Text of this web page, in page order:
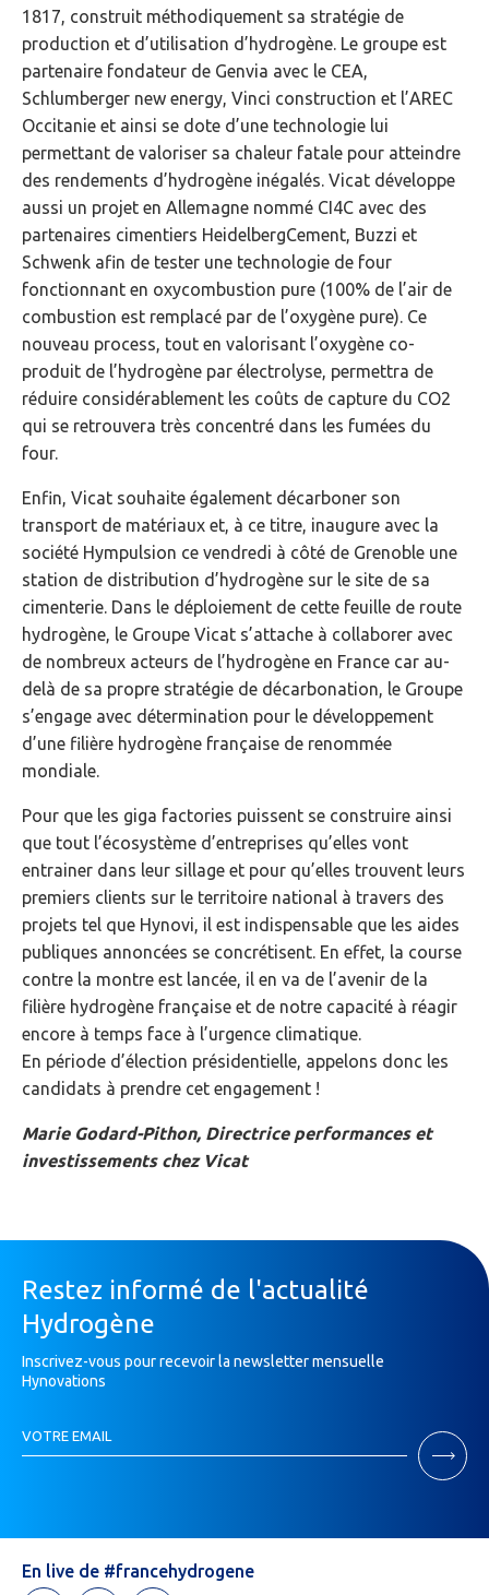
1817, construit méthodiquement sa stratégie de
production et d’utilisation d’hydrogène. Le groupe est
partenaire fondateur de Genvia avec le CEA,
Schlumberger new energy, Vinci construction et l’AREC
Occitanie et ainsi se dote d’une technologie lui
permettant de valoriser sa chaleur fatale pour atteindre
des rendements d’hydrogène inégalés. Vicat développe
aussi un projet en Allemagne nommé CI4C avec des
partenaires cimentiers HeidelbergCement, Buzzi et
Schwenk afin de tester une technologie de four
fonctionnant en oxycombustion pure (100% de l’air de
combustion est remplacé par de l’oxygène pure). Ce
nouveau process, tout en valorisant l’oxygène co-
produit de l’hydrogène par électrolyse, permettra de
réduire considérablement les coûts de capture du CO2
qui se retrouvera très concentré dans les fumées du
four.
Enfin, Vicat souhaite également décarboner son
transport de matériaux et, à ce titre, inaugure avec la
société Hympulsion ce vendredi à côté de Grenoble une
station de distribution d’hydrogène sur le site de sa
cimenterie. Dans le déploiement de cette feuille de route
hydrogène, le Groupe Vicat s’attache à collaborer avec
de nombreux acteurs de l’hydrogène en France car au-
delà de sa propre stratégie de décarbonation, le Groupe
s’engage avec détermination pour le développement
d’une filière hydrogène française de renommée
mondiale.
Pour que les giga factories puissent se construire ainsi
que tout l’écosystème d’entreprises qu’elles vont
entrainer dans leur sillage et pour qu’elles trouvent leurs
premiers clients sur le territoire national à travers des
projets tel que Hynovi, il est indispensable que les aides
publiques annoncées se concrétisent. En effet, la course
contre la montre est lancée, il en va de l’avenir de la
filière hydrogène française et de notre capacité à réagir
encore à temps face à l’urgence climatique.
En période d’élection présidentielle, appelons donc les
candidats à prendre cet engagement !
Marie Godard-Pithon, Directrice performances et
investissements chez Vicat
Restez informé de l'actualité
Hydrogène
Inscrivez-vous pour recevoir la newsletter mensuelle
Hynovations
Newsletter
VOTRE EMAIL
Si
un
humain,
ne
En live de #francehydrogene